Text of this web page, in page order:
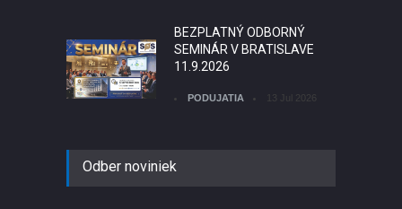
BEZPLATNÝ ODBORNÝ
SEMINÁR V BRATISLAVE
11.9.2026
PODUJATIA 13 Jul 2026
INTELIGENCIA ZLÝ PÁN
Odber noviniek